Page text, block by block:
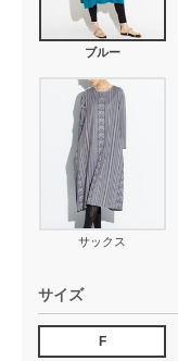
ブルー
サックス
サイズ
F